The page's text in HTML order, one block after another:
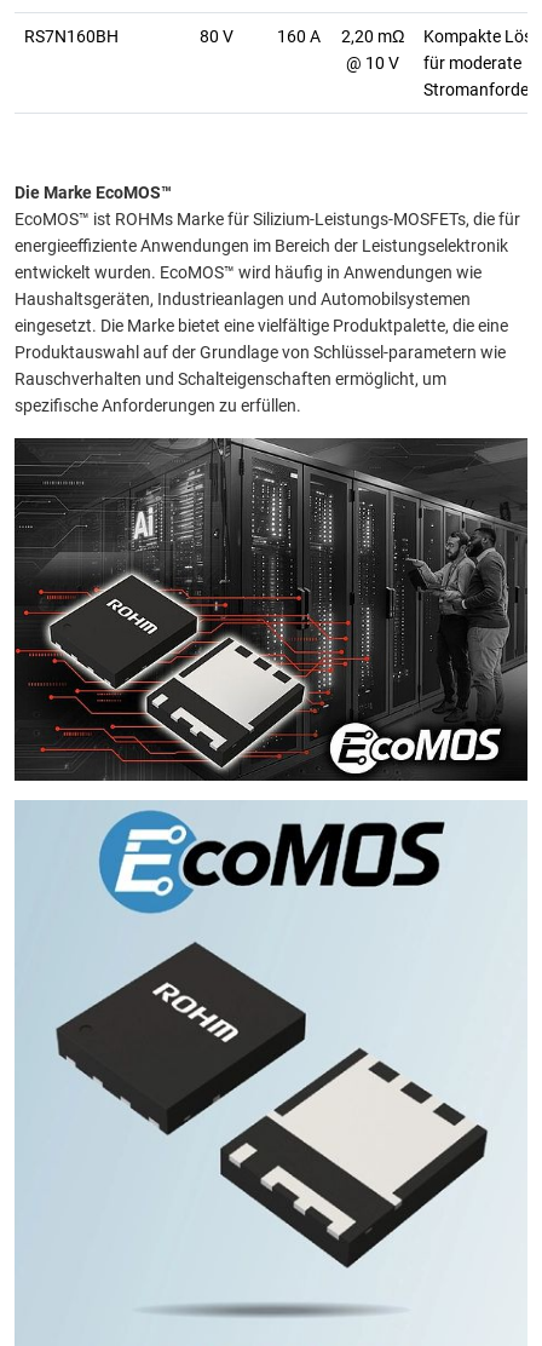
RS7N160BH 80 V 160 A
2,20 mΩ
@ 10 V
Kompakte
für moderate
Die Marke EcoMOS™
EcoMOS™ ist ROHMs Marke für Silizium-Leistungs-MOSFETs, die für
energieeffiziente Anwendungen im Bereich der Leistungselektronik
entwickelt wurden. EcoMOS™ wird häufig in Anwendungen wie
Haushaltsgeräten, Industrieanlagen und Automobilsystemen
eingesetzt. Die Marke bietet eine vielfältige Produktpalette, die eine
Produktauswahl auf der Grundlage von Schlüssel-parametern wie
Rauschverhalten und Schalteigenschaften ermöglicht, um
spezifische Anforderungen zu erfüllen.